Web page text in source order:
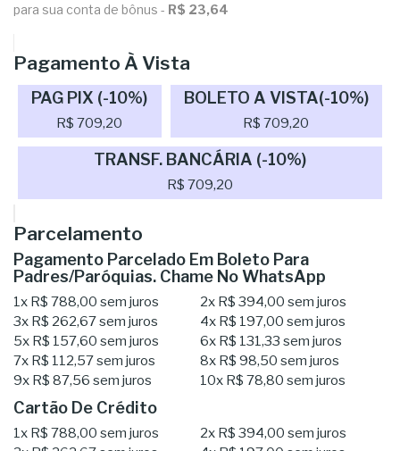
para sua conta de bônus - R$ 23,64
Pagamento À Vista
PAG PIX (-10%)
R$ 709,20
BOLETO A VISTA(-10%)
R$ 709,20
TRANSF. BANCÁRIA (-10%)
R$ 709,20
Parcelamento
Pagamento Parcelado Em Boleto Para
Padres/Paróquias. Chame No WhatsApp
1x R$ 788,00 sem juros 2x R$ 394,00 sem juros
3x R$ 262,67sem juros 4x R$ 197,00 sem juros
5x R$ 157,60 sem juros 6x R$ 131,33 sem juros
7x R$ 112,57sem juros 8x R$ 98,50 sem juros
9x R$ 87,56 sem juros 10x R$ 78,80 sem juros
Cartão De Crédito
1x R$ 788,00 sem juros 2x R$ 394,00 sem juros